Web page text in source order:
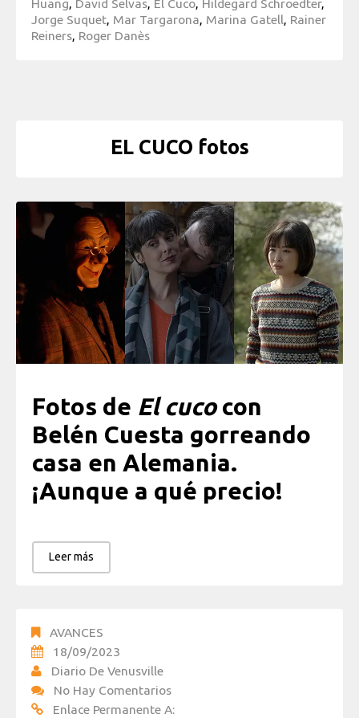
Huang, David Selvas, El Cuco, Hildegard Schroedter,
Jorge Suquet, Mar Targarona, Marina Gatell, Rainer
Reiners, Roger Danès
EL CUCO fotos
Fotos de El cucocon
Belén Cuesta gorreando
casa en Alemania.
¡Aunque a qué precio!
Leer más
AVANCES
18/09/2023
Diario De Venusville
No Hay Comentarios
Enlace Permanente A: